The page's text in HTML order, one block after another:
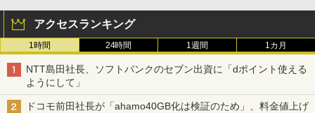
アクセスランキング
1時間 24時間 1週間 1カ月
NTT島田社長、ソフトバンクのセブン出資に「dポイント使える
ようにして」
ドコモ前田社長が「ahamo40GB化は検証のため」、料金値上げ